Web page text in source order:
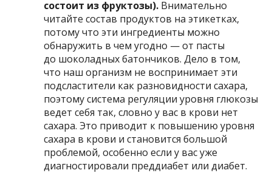
состоит из фруктозы). Внимательно
читайте состав продуктов на этикетках,
потому что эти ингредиенты можно
обнаружить в чем угодно — от пасты
до шоколадных батончиков. Дело в том,
что наш организм не воспринимает эти
подсластители как разновидности сахара,
поэтому система регуляции уровня глюкозы
ведет себя так, словно у вас в крови нет
сахара. Это приводит к повышению уровня
сахара в крови и становится большой
проблемой, особенно если у вас уже
диагностировали преддиабет или диабет.